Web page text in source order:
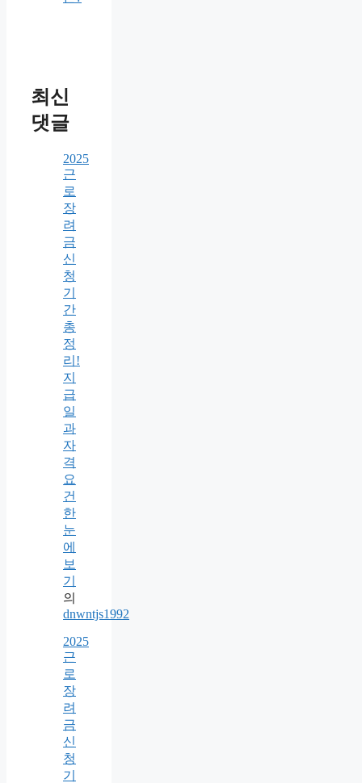
최신
댓글
2025
근
로
장
려
금
신
청
기
간
총
정
리!
지
급
일
과
자
격
요
건
한
눈
에
보
기
의
dnwntjs1992
2025
근
로
장
려
금
신
청
기